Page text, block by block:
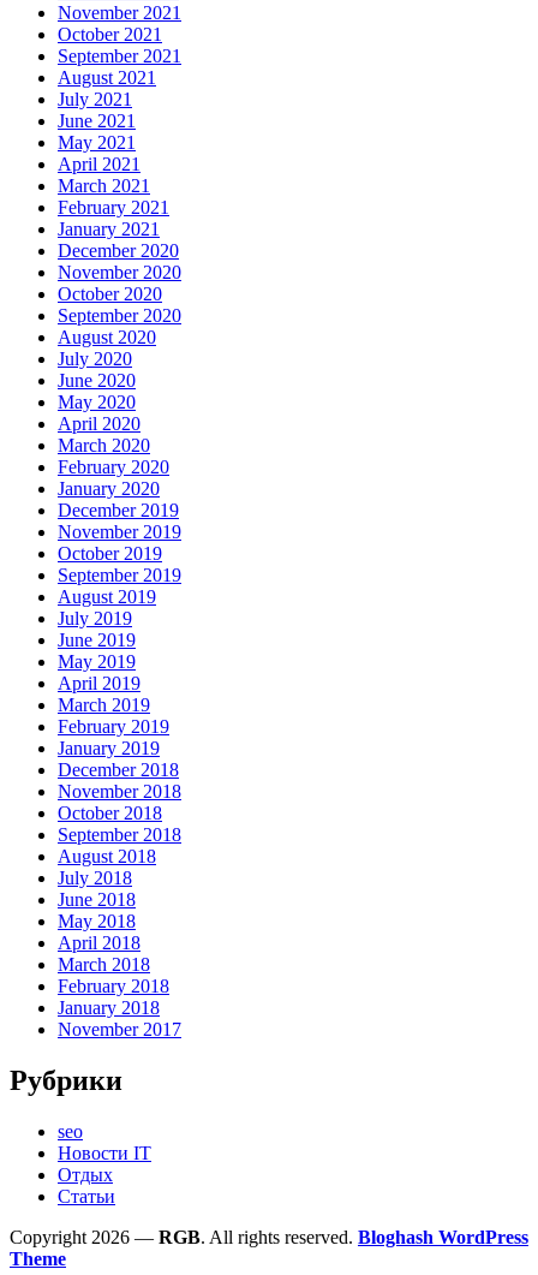
November 2021
October 2021
September 2021
August 2021
July 2021
June 2021
May 2021
April 2021
March 2021
February 2021
January 2021
December 2020
November 2020
October 2020
September 2020
August 2020
July 2020
June 2020
May 2020
April 2020
March 2020
February 2020
January 2020
December 2019
November 2019
October 2019
September 2019
August 2019
July 2019
June 2019
May 2019
April 2019
March 2019
February 2019
January 2019
December 2018
November 2018
October 2018
September 2018
August 2018
July 2018
June 2018
May 2018
April 2018
March 2018
February 2018
January 2018
November 2017
Рубрики
seo
Новости IT
Отдых
Статьи
Copyright 2026 — RGB. All rights reserved. Bloghash WordPress
Theme